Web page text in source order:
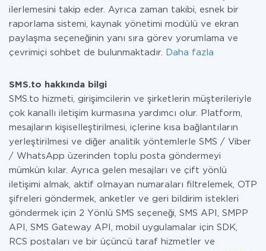
ilerlemesini takip eder. Ayrıca zaman takibi, esnek bir
raporlama sistemi, kaynak yönetimi modülü ve ekran
paylaşma seçeneğinin yanı sıra görev yorumlama ve
çevrimiçi sohbet de bulunmaktadır.
Daha fazla
SMS.to hakkında bilgi
SMS.to hizmeti, girişimcilerin ve şirketlerin müşterileriyle
çok kanallı iletişim kurmasına yardımcı olur. Platform,
mesajların kişiselleştirilmesi, içlerine kısa bağlantıların
yerleştirilmesi ve diğer analitik yöntemlerle SMS / Viber
/ WhatsApp üzerinden toplu posta göndermeyi
mümkün kılar. Ayrıca gelen mesajları ve çift yönlü
iletişimi almak, aktif olmayan numaraları filtrelemek, OTP
şifreleri göndermek, anketler ve geri bildirim istekleri
göndermek için 2 Yönlü SMS seçeneği, SMS API, SMPP
API, SMS Gateway API, mobil uygulamalar için SDK,
RCS postaları ve bir üçüncü taraf hizmetler ve